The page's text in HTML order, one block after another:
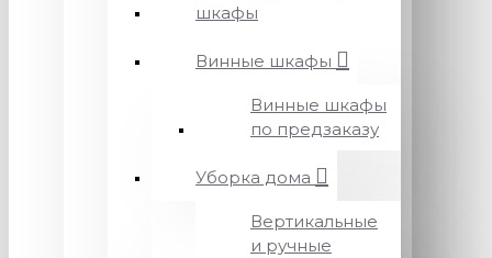
шкафы
Винные шкафы
Винные шкафы
по предзаказу
Уборка дома
Вертикальные
и ручные